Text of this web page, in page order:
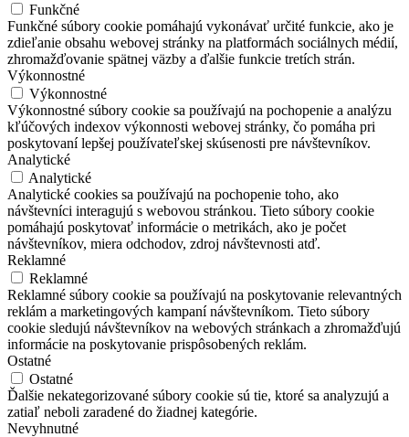
Funkčné
Funkčné súbory cookie pomáhajú vykonávať určité funkcie, ako je
zdieľanie obsahu webovej stránky na platformách sociálnych médií,
zhromažďovanie spätnej väzby a ďalšie funkcie tretích strán.
Výkonnostné
Výkonnostné
Výkonnostné súbory cookie sa používajú na pochopenie a analýzu
kľúčových indexov výkonnosti webovej stránky, čo pomáha pri
poskytovaní lepšej používateľskej skúsenosti pre návštevníkov.
Analytické
Analytické
Analytické cookies sa používajú na pochopenie toho, ako
návštevníci interagujú s webovou stránkou. Tieto súbory cookie
pomáhajú poskytovať informácie o metrikách, ako je počet
návštevníkov, miera odchodov, zdroj návštevnosti atď.
Reklamné
Reklamné
Reklamné súbory cookie sa používajú na poskytovanie relevantných
reklám a marketingových kampaní návštevníkom. Tieto súbory
cookie sledujú návštevníkov na webových stránkach a zhromažďujú
informácie na poskytovanie prispôsobených reklám.
Ostatné
Ostatné
Ďalšie nekategorizované súbory cookie sú tie, ktoré sa analyzujú a
zatiaľ neboli zaradené do žiadnej kategórie.
Nevyhnutné